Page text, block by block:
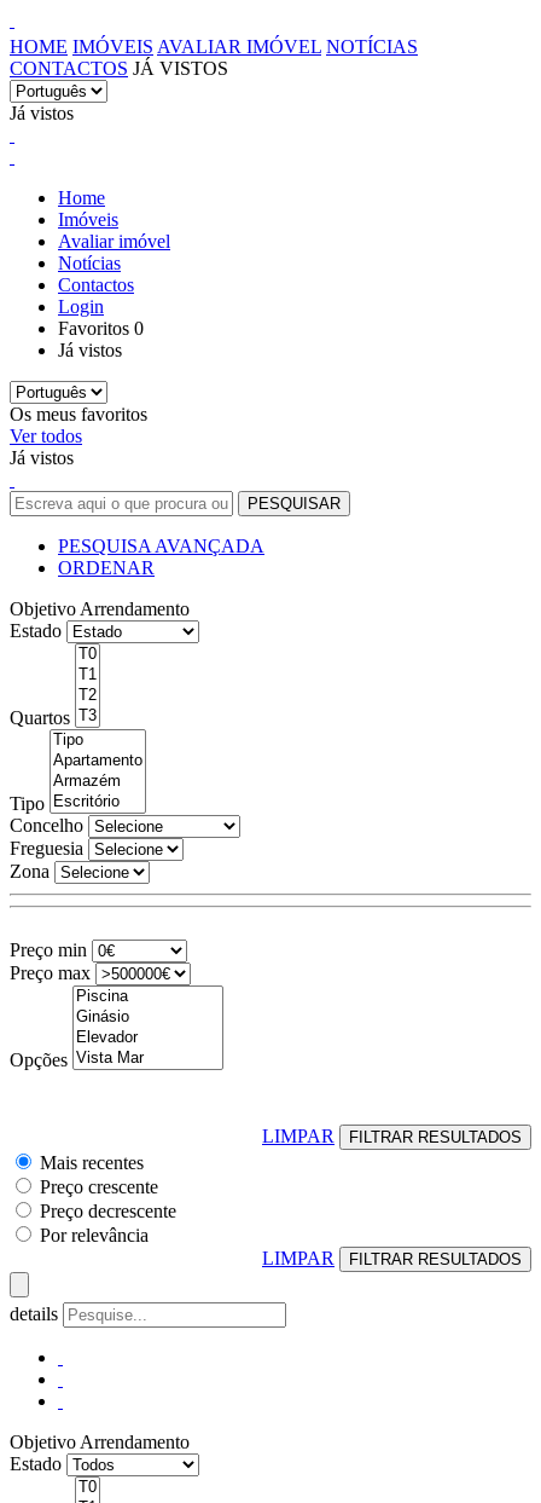
HOME IMÓVEIS AVALIAR IMÓVEL NOTÍCIAS
CONTACTOS JÁ VISTOS
Já vistos
Home
Imóveis
Avaliar imóvel
Notícias
Contactos
Login
Favoritos 0
Já vistos
Os meus favoritos
Ver todos
Já vistos
PESQUISA AVANÇADA
ORDENAR
Objetivo Arrendamento
Estado
Quartos
Tipo
Concelho
Freguesia
Zona
Preço min
Preço max
Opções
LIMPAR
Mais recentes
Preço crescente
Preço decrescente
Por relevância
LIMPAR
details
Objetivo Arrendamento
Estado